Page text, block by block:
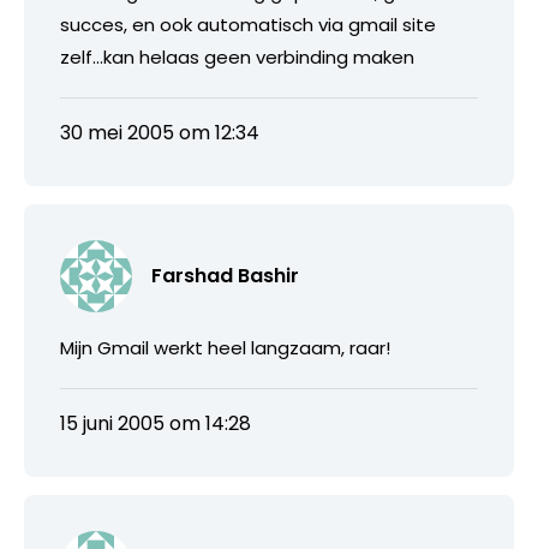
succes, en ook automatisch via gmail site
zelf…kan helaas geen verbinding maken
30 mei 2005 om 12:34
Farshad Bashir
Mijn Gmail werkt heel langzaam, raar!
15 juni 2005 om 14:28